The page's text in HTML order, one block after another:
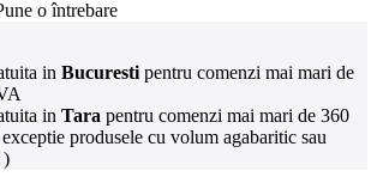
o întrebare
in Bucuresti pentru comenzi mai mari de
in Tara pentru comenzi mai mari de 360
produsele cu volum agabaritic sau
)